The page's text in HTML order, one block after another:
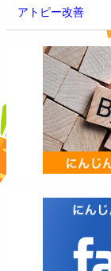
アトピー改善